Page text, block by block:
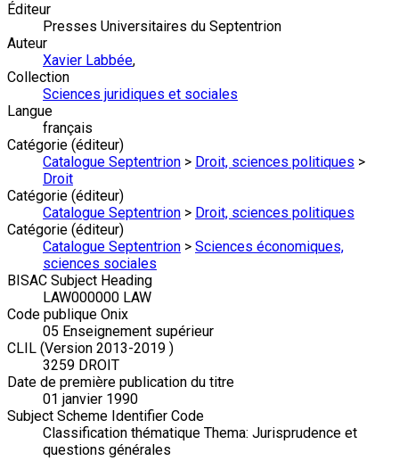
Éditeur
Presses Universitaires du Septentrion
Auteur
Xavier Labbée,
Collection
Sciences juridiques et sociales
Langue
français
Catégorie (éditeur)
Catalogue Septentrion > Droit, sciences politiques >
Droit
Catégorie (éditeur)
Catalogue Septentrion > Droit, sciences politiques
Catégorie (éditeur)
Catalogue Septentrion > Sciences économiques,
sciences sociales
BISAC Subject Heading
LAW000000 LAW
Code publique Onix
05 Enseignement supérieur
CLIL (Version 2013-2019 )
3259 DROIT
Date de première publication du titre
01 janvier 1990
Subject Scheme Identifier Code
Classification thématique Thema: Jurisprudence et
questions générales